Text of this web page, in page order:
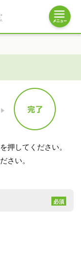
押してください。
さい。
必須